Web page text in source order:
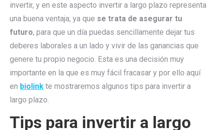
invertir, y en este aspecto invertir a largo plazo representa
una buena ventaja; ya que se trata de asegurar tu
futuro, para que un día puedas sencillamente dejar tus
deberes laborales a un lado y vivir de las ganancias que
genere tu propio negocio. Esta es una decisión muy
importante en la que es muy fácil fracasar y por ello aquí
en biolink te mostraremos algunos tips para invertir a
largo plazo.
Tips para invertir a largo